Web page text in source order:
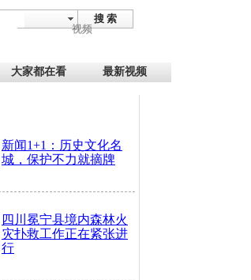
搜 索
视频
大家都在看 最新视频
新闻1+1：历史文化名
城，保护不力就摘牌
四川冕宁县境内森林火
灾扑救工作正在紧张进
行